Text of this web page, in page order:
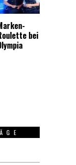
bei